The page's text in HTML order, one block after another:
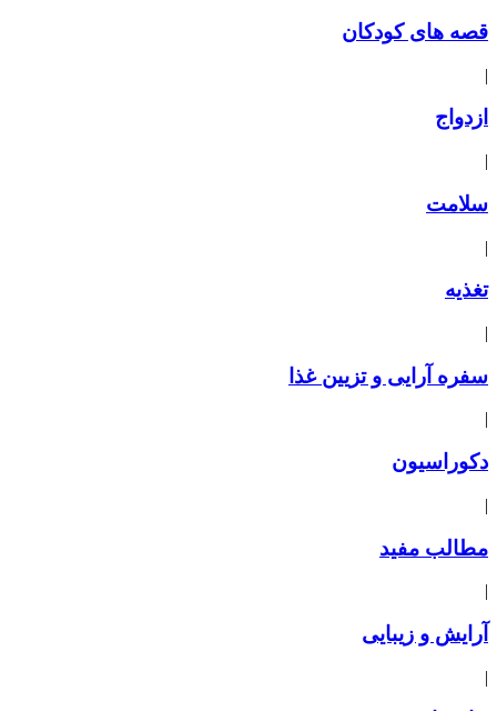
قصه های کودکان
|
ازدواج
|
سلامت
|
تغذیه
|
سفره آرایی و تزیین غذا
|
دکوراسیون
|
مطالب مفید
|
آرایش و زیبایی
|